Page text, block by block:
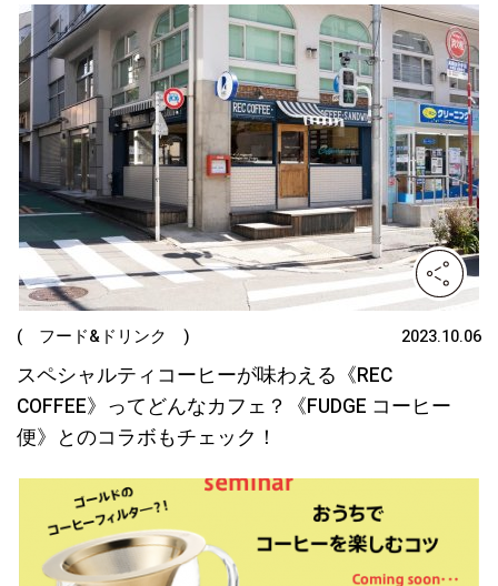
( フード&ドリンク ) 2023.10.06
スペシャルティコーヒーが味わえる《REC
COFFEE》ってどんなカフェ？《FUDGE コーヒー
便》とのコラボもチェック！